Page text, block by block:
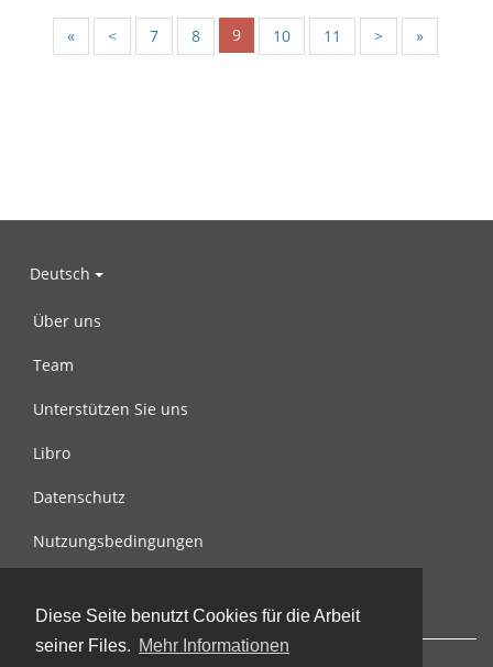
Diese Seite benutzt Cookies für die Arbeit
seiner Files. Mehr Informationen
« < 7 8 9 10 11 > »
Deutsch
Über uns
Team
Unterstützen Sie uns
Libro
Datenschutz
Nutzungsbedingungen